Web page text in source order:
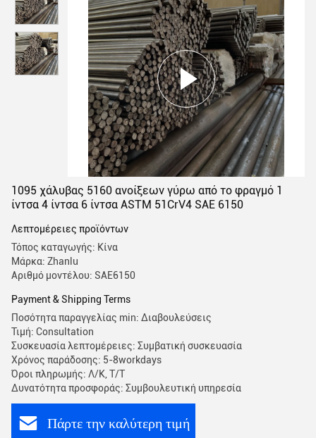
1095 χάλυβας 5160 ανοίξεων γύρω από το φραγμό 1
ίντσα 4 ίντσα 6 ίντσα ASTM 51CrV4 SAE 6150
Λεπτομέρειες προϊόντων
Τόπος καταγωγής: Κίνα
Μάρκα: Zhanlu
Αριθμό μοντέλου: SAE6150
Payment & Shipping Terms
Ποσότητα παραγγελίας min: Διαβουλεύσεις
Τιμή: Consultation
Συσκευασία λεπτομέρειες: Συμβατική συσκευασία
Χρόνος παράδοσης: 5-8workdays
Όροι πληρωμής: Λ/Κ, Τ/Τ
Δυνατότητα προσφοράς: Συμβουλευτική υπηρεσία
Πάρτε την καλύτερη τιμή